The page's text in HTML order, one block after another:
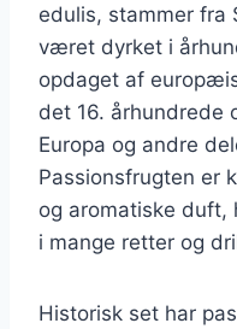
edulis, stammer fra
været dyrket i
opdaget af
det 16. århundrede
Europa og andre
Passionsfrugten er
og aromatiske duft,
i mange retter og
Historisk set har